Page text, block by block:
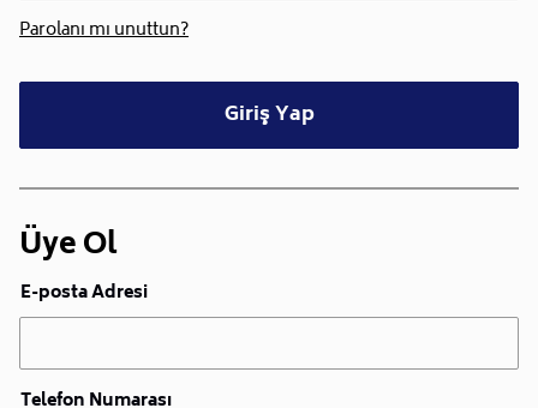
Parolanı mı unuttun?
Giriş Yap
Üye Ol
E-posta Adresi
Telefon Numarası